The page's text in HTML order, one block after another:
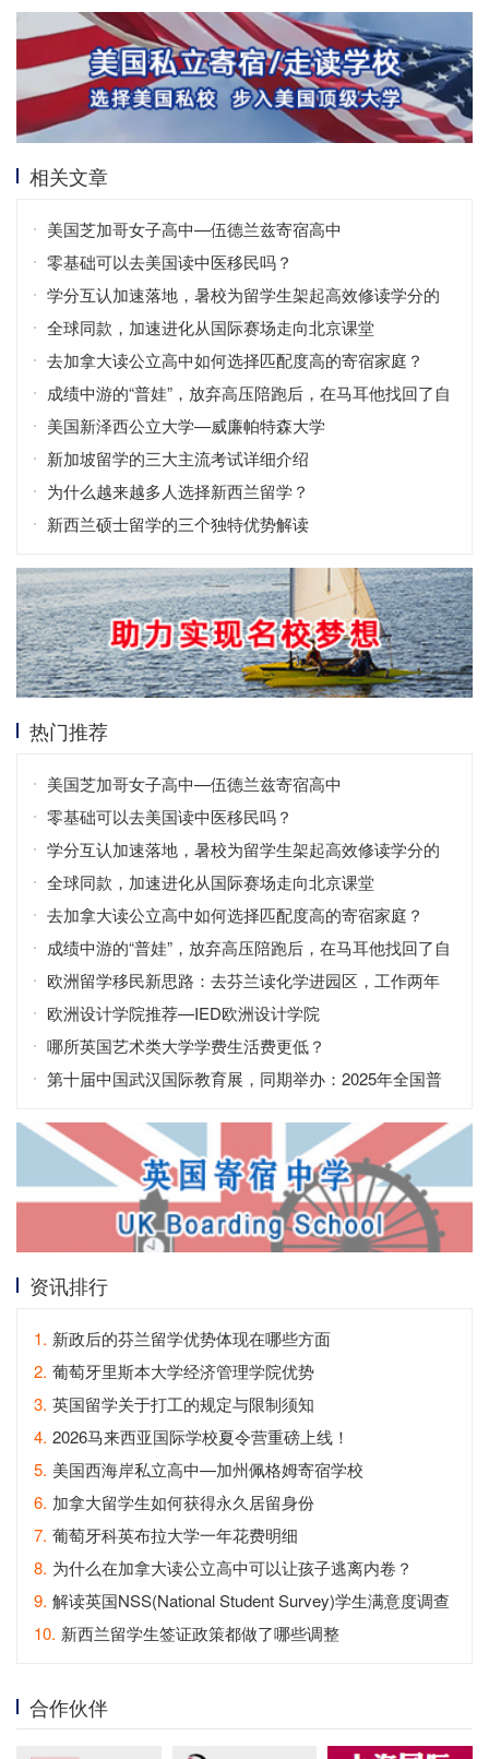
相关文章
美国芝加哥女子高中—伍德兰兹寄宿高中
零基础可以去美国读中医移民吗？
学分互认加速落地，暑校为留学生架起高效修读学分的
桥梁
全球同款，加速进化从国际赛场走向北京课堂
去加拿大读公立高中如何选择匹配度高的寄宿家庭？
成绩中游的“普娃”，放弃高压陪跑后，在马耳他找回了自
信！
美国新泽西公立大学—威廉帕特森大学
新加坡留学的三大主流考试详细介绍
为什么越来越多人选择新西兰留学？
新西兰硕士留学的三个独特优势解读
热门推荐
美国芝加哥女子高中—伍德兰兹寄宿高中
零基础可以去美国读中医移民吗？
学分互认加速落地，暑校为留学生架起高效修读学分的
桥梁
全球同款，加速进化从国际赛场走向北京课堂
去加拿大读公立高中如何选择匹配度高的寄宿家庭？
成绩中游的“普娃”，放弃高压陪跑后，在马耳他找回了自
信！
欧洲留学移民新思路：去芬兰读化学进园区，工作两年
拿永居？
欧洲设计学院推荐—IED欧洲设计学院
哪所英国艺术类大学学费生活费更低？
第十届中国武汉国际教育展，同期举办：2025年全国普
资讯排行
1. 新政后的芬兰留学优势体现在哪些方面
2. 葡萄牙里斯本大学经济管理学院优势
3. 英国留学关于打工的规定与限制须知
4. 2026马来西亚国际学校夏令营重磅上线！
5. 美国西海岸私立高中—加州佩格姆寄宿学校
6. 加拿大留学生如何获得永久居留身份
7. 葡萄牙科英布拉大学一年花费明细
8. 为什么在加拿大读公立高中可以让孩子逃离内卷？
9. 解读英国NSS(National Student Survey)学生满意度调查
10. 新西兰留学生签证政策都做了哪些调整
合作伙伴